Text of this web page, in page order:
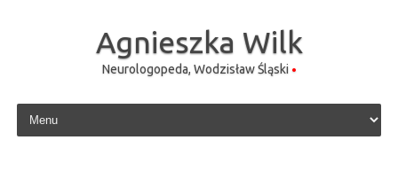
Agnieszka Wilk
Neurologopeda, Wodzisław Śląski
Skip to content